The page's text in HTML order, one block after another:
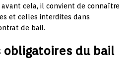
avant cela, il convient de connaître
et celles interdites dans
de bail.
obligatoires du bail